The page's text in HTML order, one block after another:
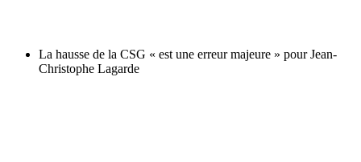
La hausse de la CSG « est une erreur majeure » pour Jean-
Christophe Lagarde